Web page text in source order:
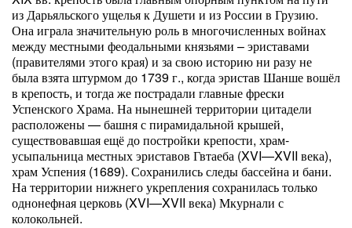
из Дарьяльского ущелья к Душети и из России в Грузию.
Она играла значительную роль в многочисленных войнах
между местными феодальными князьями – эриставами
(правителями этого края) и за свою историю ни разу не
была взята штурмом до 1739 г., когда эристав Шанше вошёл
в крепость, и тогда же пострадали главные фрески
Успенского Храма. На нынешней территории цитадели
расположены — башня с пирамидальной крышей,
существовавшая ещё до постройки крепости, храм-
усыпальница местных эриставов Гвтаеба (XVI—XVII века),
храм Успения (1689). Сохранились следы бассейна и бани.
На территории нижнего укрепления сохранилась только
однонефная церковь (XVI—XVII века) Мкурнали с
колокольней.